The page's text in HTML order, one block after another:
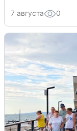
7 августа 0